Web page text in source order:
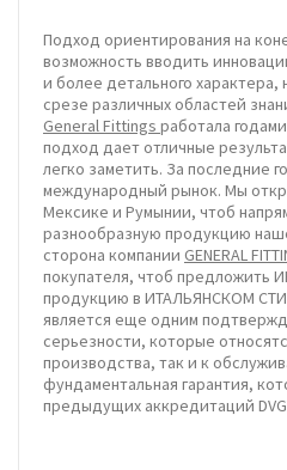
Подход ориентирования на
возможность вводить
и более детального
срезе различных областей
General Fittings работала
подход дает отличные
легко заметить. За последние
международный рынок. Мы
Мексике и Румынии, чтоб
разнообразную продукцию
сторона компании GENERAL
покупателя, чтоб
продукцию в ИТАЛЬЯНСКОМ
является еще одним
серьезности, которые
производства, так и к
фундаментальная гарантия,
предыдущих аккредитаций